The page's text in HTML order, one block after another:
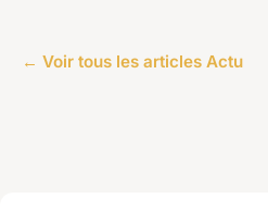
← Voir tous les articles Actu